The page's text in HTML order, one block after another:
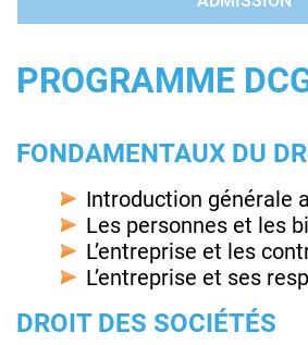
PROGRAMME
FONDAMENTAUX DU
Introduction générale
Les personnes et les
L’entreprise et les
L’entreprise et ses
DROIT DES SOCIÉTÉS